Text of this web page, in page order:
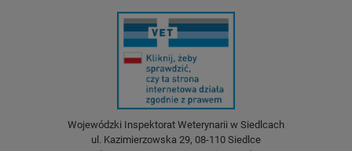
Wojewódzki Inspektorat Weterynarii w Siedlcach
ul. Kazimierzowska 29, 08-110 Siedlce